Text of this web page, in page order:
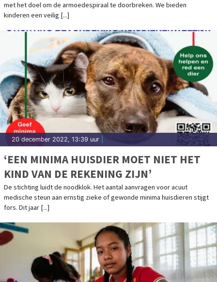
met het doel om de armoedespiraal te doorbreken. We bieden
kinderen een veilig [...]
20 december 2022, 13:39 uur
‘EEN MINIMA HUISDIER MOET NIET HET
KIND VAN DE REKENING ZIJN’
De stichting luidt de noodklok. Het aantal aanvragen voor acuut
medische steun aan ernstig zieke of gewonde minima huisdieren stijgt
fors. Dit jaar [...]